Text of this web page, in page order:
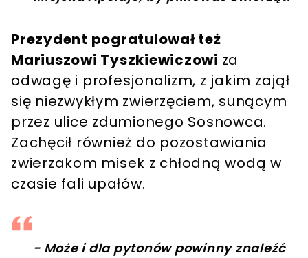
Prezydent pogratulował też
Mariuszowi Tyszkiewiczowi za
odwagę i profesjonalizm, z jakim zajął
się niezwykłym zwierzęciem, sunącym
przez ulice zdumionego Sosnowca.
Zachęcił również do pozostawiania
zwierzakom misek z chłodną wodą w
czasie fali upałów.
- Może i dla pytonów powinny znaleźć